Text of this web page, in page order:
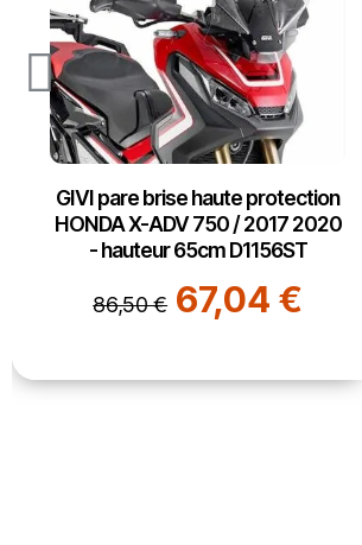
GIVI top case valise DLM30A
MONOKEY TREKKER
DOLOMITE volume standard
278,23 €